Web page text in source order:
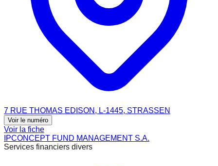
7 RUE THOMAS EDISON, L-1445, STRASSEN
Voir le numéro
Voir la fiche
IPCONCEPT FUND MANAGEMENT S.A.
Services financiers divers